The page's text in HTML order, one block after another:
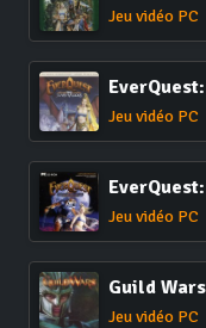
Jeu vidéo PC
Jeu vidéo PC
Jeu vidéo PC
Guild Wars
Jeu vidéo PC